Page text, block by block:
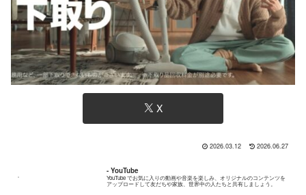
X
2026.03.12 2026.06.27
- YouTube
YouTube でお気に入りの動画や音楽を楽しみ、オリジナルのコンテンツを
アップロードして友だちや家族、世界中の人たちと共有しましょう。